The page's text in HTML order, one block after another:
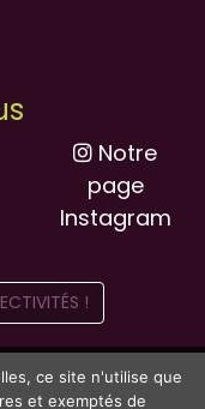
Notre
page
Instagram
!
ce site n'utilise que
et exemptés de